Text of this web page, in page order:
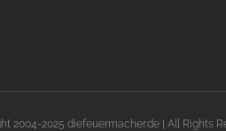
2004-2025 diefeuermacher.de | All Rights